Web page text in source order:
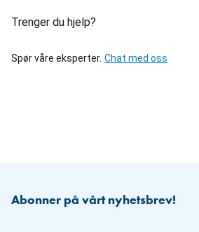
Trenger du hjelp?
Spør våre eksperter. Chat med oss
Abonner på vårt nyhetsbrev!